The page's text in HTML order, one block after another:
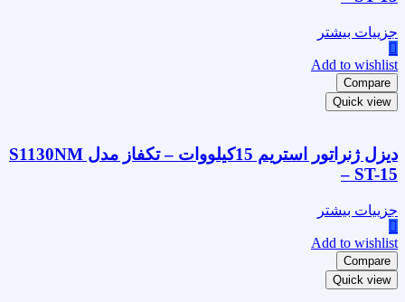
جزییات بیشتر
Add to wishlist
Compare
Quick view
دیزل ژنراتور استریم 15کیلووات – تکفاز مدل S1130NM
– ST-15
جزییات بیشتر
Add to wishlist
Compare
Quick view